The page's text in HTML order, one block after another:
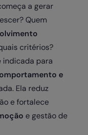
a gerar
Quem
critérios?
indicada para
e
Ela reduz
e fortalece
e gestão de